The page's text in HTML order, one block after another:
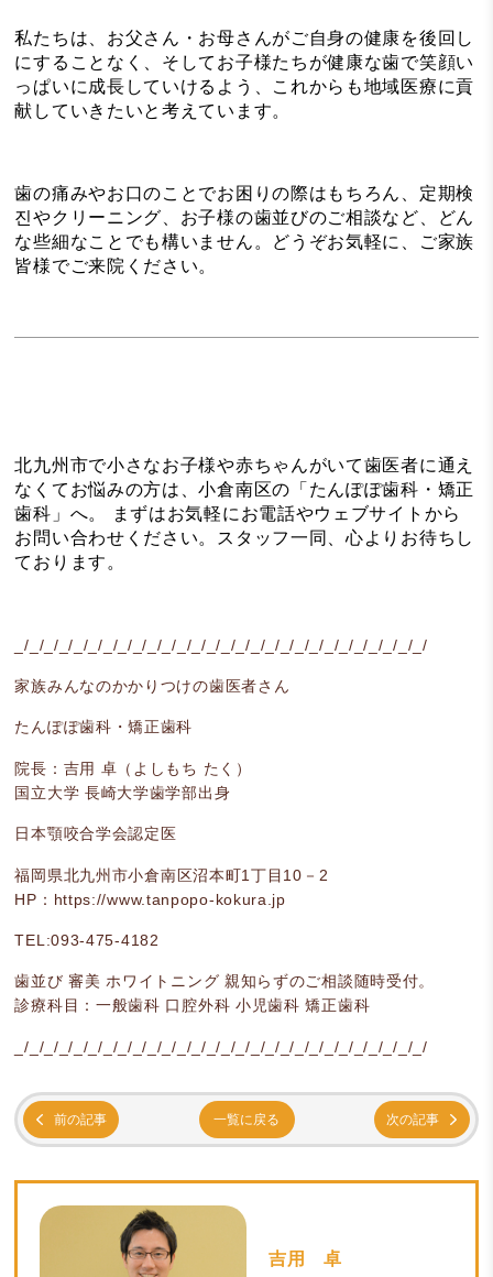
私たちは、お父さん・お母さんがご自身の健康を後回し
にすることなく、そしてお子様たちが健康な歯で笑顔い
っぱいに成長していけるよう、これからも地域医療に貢
献していきたいと考えています。
歯の痛みやお口のことでお困りの際はもちろん、定期検
진やクリーニング、お子様の歯並びのご相談など、どん
な些細なことでも構いません。どうぞお気軽に、ご家族
皆様でご来院ください。
北九州市で小さなお子様や赤ちゃんがいて歯医者に通え
なくてお悩みの方は、小倉南区の「たんぽぽ歯科・矯正
歯科」へ。 まずはお気軽にお電話やウェブサイトから
お問い合わせください。スタッフ一同、心よりお待ちし
ております。
_/_/_/_/_/_/_/_/_/_/_/_/_/_/_/_/_/_/_/_/_/_/_/_/_/_/_/_/
家族みんなのかかりつけの歯医者さん
たんぽぽ歯科・矯正歯科
院長：吉用 卓（よしもち たく）
国立大学 長崎大学歯学部出身
日本顎咬合学会認定医
福岡県北九州市小倉南区沼本町1丁目10－2
HP： https://www.tanpopo-kokura.jp
TEL:093-475-4182
歯並び 審美 ホワイトニング 親知らずのご相談随時受付。
診療科目：一般歯科 口腔外科 小児歯科 矯正歯科
_/_/_/_/_/_/_/_/_/_/_/_/_/_/_/_/_/_/_/_/_/_/_/_/_/_/_/_/
前の記事 一覧に戻る 次の記事
吉用 卓